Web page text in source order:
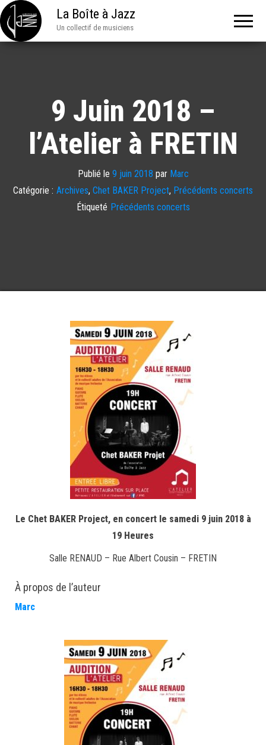
La Boîte à Jazz
Un collectif de musiciens
9 Juin 2018 –
l’Atelier à FRETIN
Publié le 9 juin 2018 par Marc
Catégorie : Archives, Chet BAKER Project, Précédents concerts
Étiqueté Précédents concerts
Le Chet BAKER Project, en concert le samedi 9 juin 2018 à
19 Heures
Salle RENAUD – Rue Albert Cousin – FRETIN
À propos de l’auteur
Marc